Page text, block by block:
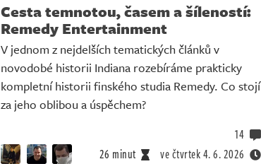
Cesta temnotou, časem a šíleností:
Remedy Entertainment
V jednom z nejdelších tematických článků v
novodobé historii Indiana rozebíráme prakticky
kompletní historii finského studia Remedy. Co stojí
za jeho oblibou a úspěchem?
26 minut ve čtvrtek4. 6. 2026
14